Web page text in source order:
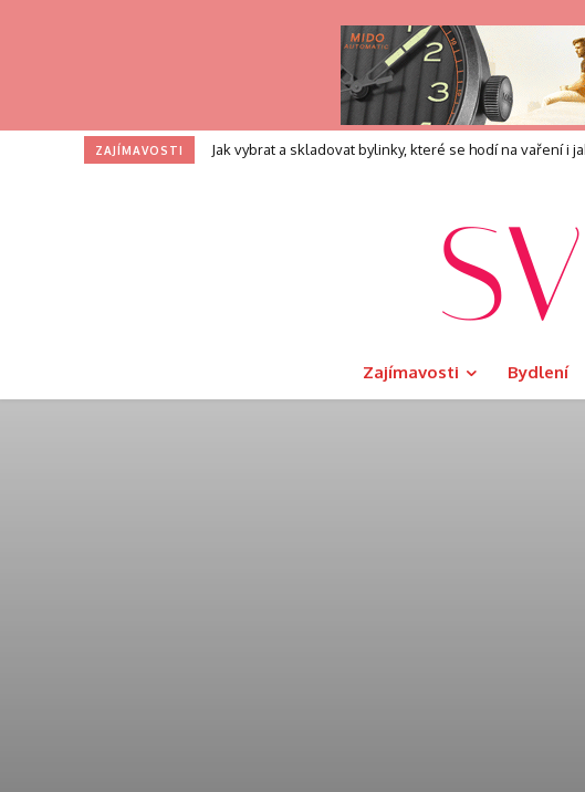
ZAJÍMAVOSTI Jak vybrat a skladovat bylinky, které se hodí na vaření i
Profesní zkouška pro kouče: Co přesně přináší?
Zajímavosti Bydlení